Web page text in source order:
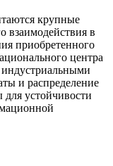
крупные
взаимодействия в
приобретенного
центра
и распределение
устойчивости